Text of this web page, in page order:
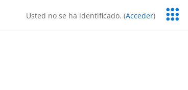
Usted no se ha identificado. (Acceder)